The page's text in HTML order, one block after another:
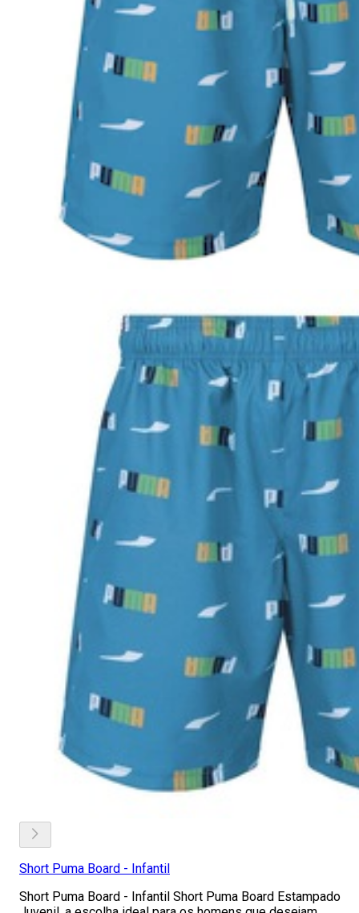
Short Puma Board - Infantil
Short Puma Board - Infantil Short Puma Board Estampado